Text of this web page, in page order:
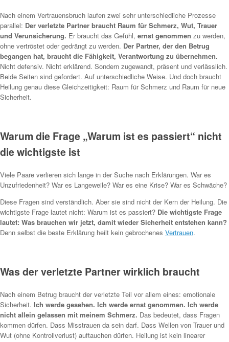
Nach einem Vertrauensbruch laufen zwei sehr unterschiedliche Prozesse
parallel: Der verletzte Partner braucht Raum für Schmerz, Wut, Trauer
und Verunsicherung. Er braucht das Gefühl, ernst genommen zu werden,
ohne vertröstet oder gedrängt zu werden. Der Partner, der den Betrug
begangen hat, braucht die Fähigkeit, Verantwortung zu übernehmen.
Nicht defensiv. Nicht erklärend. Sondern zugewandt, präsent und verlässlich.
Beide Seiten sind gefordert. Auf unterschiedliche Weise. Und doch braucht
Heilung genau diese Gleichzeitigkeit: Raum für Schmerz und Raum für neue
Sicherheit.
Warum die Frage „Warum ist es passiert“ nicht
die wichtigste ist
Viele Paare verlieren sich lange in der Suche nach Erklärungen. War es
Unzufriedenheit? War es Langeweile? War es eine Krise? War es Schwäche?
Diese Fragen sind verständlich. Aber sie sind nicht der Kern der Heilung. Die
wichtigste Frage lautet nicht: Warum ist es passiert? Die wichtigste Frage
lautet: Was brauchen wir jetzt, damit wieder Sicherheit entstehen kann?
Denn selbst die beste Erklärung heilt kein gebrochenes Vertrauen.
Was der verletzte Partner wirklich braucht
Nach einem Betrug braucht der verletzte Teil vor allem eines: emotionale
Sicherheit. Ich werde gesehen. Ich werde ernst genommen. Ich werde
nicht allein gelassen mit meinem Schmerz. Das bedeutet, dass Fragen
kommen dürfen. Dass Misstrauen da sein darf. Dass Wellen von Trauer und
Wut (ohne Kontrollverlust) auftauchen dürfen. Heilung ist kein linearer